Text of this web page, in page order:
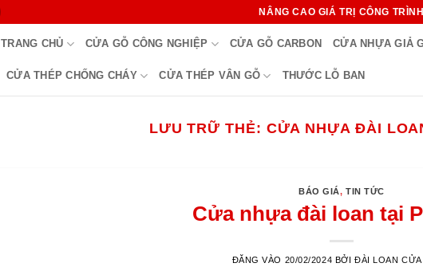
NÂNG CAO GIÁ TRỊ CÔNG TRÌNH
TRANG CHỦ CỬA GỖ CÔNG NGHIỆP CỬA GỖ CARBON CỬA NHỰA GIẢ
CỬA THÉP CHỐNG CHÁY CỬA THÉP VÂN GỖ THƯỚC LỖ BAN
LƯU TRỮ THẺ: CỬA NHỰA ĐÀI
BÁO GIÁ,TIN TỨC
Cửa nhựa đài loan tại
ĐĂNG VÀO 20/02/2024 BỞI ĐÀI LOAN CỬA